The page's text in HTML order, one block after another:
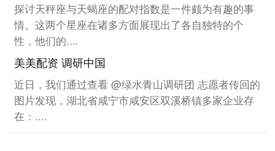
探讨天秤座与天蝎座的配对指数是一件颇为有趣的事
情。这两个星座在诸多方面展现出了各自独特的个
性，他们的....
美美配资 调研中国
近日，我们通过查看 @绿水青山调研团 志愿者传回的
图片发现，湖北省咸宁市咸安区双溪桥镇多家企业存
在：....